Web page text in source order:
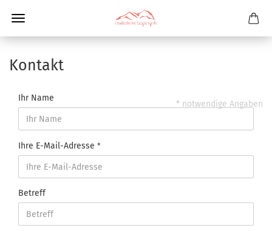
Kontakt
Ihr Name
Ihre E-Mail-Adresse
Betreff
* notwendige Angaben